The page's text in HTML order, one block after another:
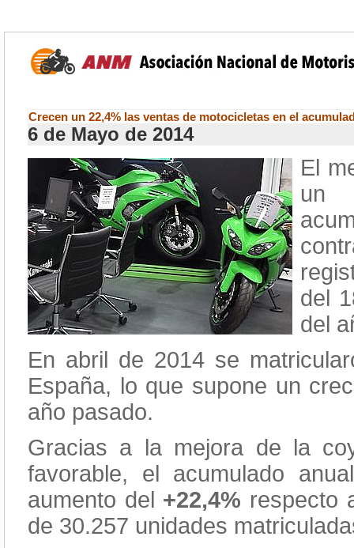
Crecen un 22,4% las ventas de motocicletas en el
6 de Mayo de 2014
El
un
del
del
En abril de 2014 se
España, lo que supone un
año pasado.
Gracias a la mejora de la
favorable, el acumulado
aumento del +22,4% respecto
de 30.257 unidades